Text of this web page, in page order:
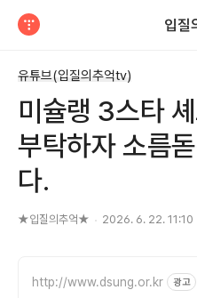
입질
유튜브(입질의추억tv)
미슐랭 3스타
부탁하자 소름
다.
★입질의추억★ 2026. 6. 22. 11:10
http://www.dsung.or.kr 광고